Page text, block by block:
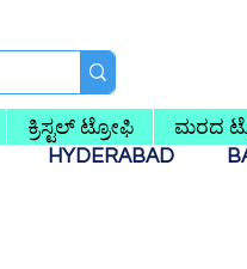
ಕ್ರಿಸ್ಟಲ್ ಟ್ರೋಫಿ ಮರದ
HYDERABAD